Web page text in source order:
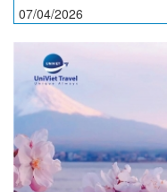
07/04/2026